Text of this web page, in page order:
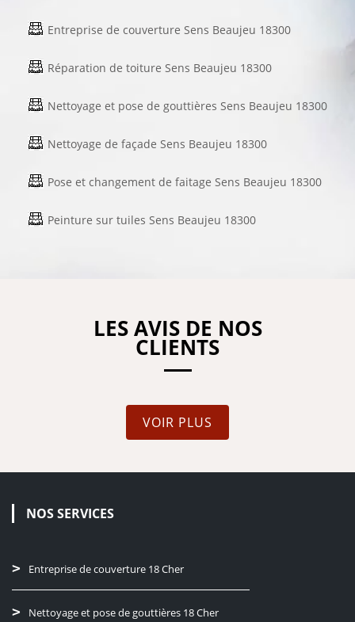
Entreprise de couverture Sens Beaujeu 18300
Réparation de toiture Sens Beaujeu 18300
Nettoyage et pose de gouttières Sens Beaujeu 18300
Nettoyage de façade Sens Beaujeu 18300
Pose et changement de faitage Sens Beaujeu 18300
Peinture sur tuiles Sens Beaujeu 18300
LES AVIS DE NOS
CLIENTS
VOIR PLUS
NOS SERVICES
Entreprise de couverture 18 Cher
Nettoyage et pose de gouttières 18 Cher